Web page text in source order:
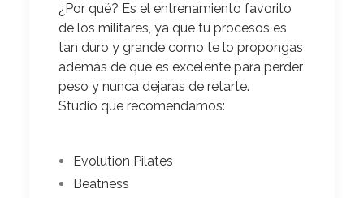
¿Por qué? Es el entrenamiento favorito
de los militares, ya que tu procesos es
tan duro y grande como te lo propongas
además de que es excelente para perder
peso y nunca dejaras de retarte.
Studio que recomendamos:
Evolution Pilates
Beatness